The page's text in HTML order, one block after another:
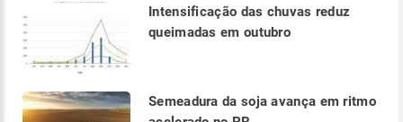
Intensificação das chuvas reduz
queimadas em outubro
Semeadura da soja avança em ritmo